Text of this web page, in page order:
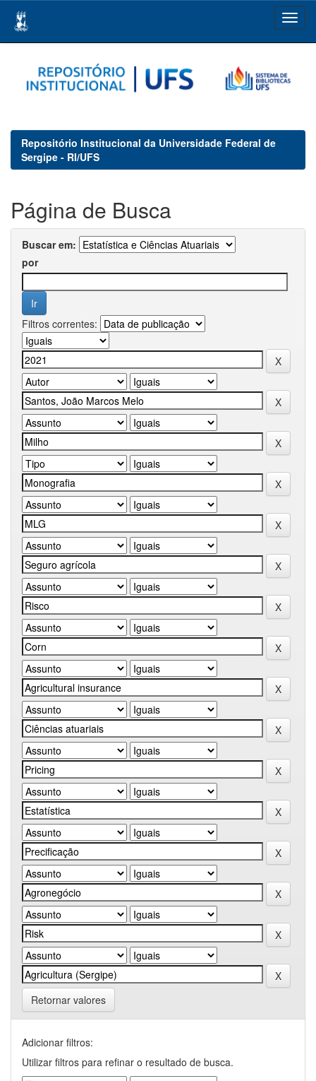
navigation
Repositório Institucional da Universidade Federal de
Sergipe - RI/UFS
Página de Busca
Buscar em:
por
Filtros correntes:
Retornar valores
Adicionar filtros:
Utilizar filtros para refinar o resultado de busca.